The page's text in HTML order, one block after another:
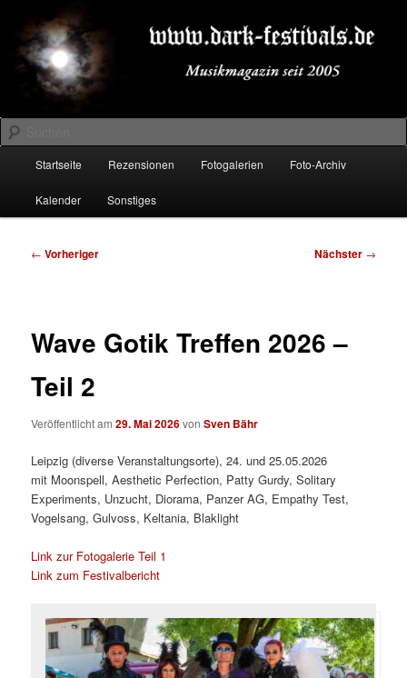
primären
Inhalt
springenDARK-FESTIVALS.DE
Suchen
Startseite Rezensionen Fotogalerien Foto-Archiv
Kalender Sonstiges
Beitragsnavigation
← Vorheriger Nächster →
Wave Gotik Treffen 2026 –
Teil 2
Veröffentlicht am29. Mai 2026vonSven Bähr
Leipzig (diverse Veranstaltungsorte), 24. und 25.05.2026
mit Moonspell, Aesthetic Perfection, Patty Gurdy, Solitary
Experiments, Unzucht, Diorama, Panzer AG, Empathy Test,
Vogelsang, Gulvoss, Keltania, Blaklight
Link zur Fotogalerie Teil 1
Link zum Festivalbericht